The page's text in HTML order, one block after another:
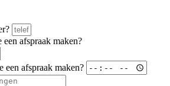
afspraak maken?
afspraak maken?